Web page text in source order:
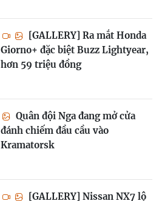
[GALLERY] Ra mắt Honda
Giorno+ đặc biệt Buzz Lightyear,
hơn 59 triệu đồng
Quân đội Nga đang mở cửa
đánh chiếm đầu cầu vào
Kramatorsk
[GALLERY] Nissan NX7 lộ